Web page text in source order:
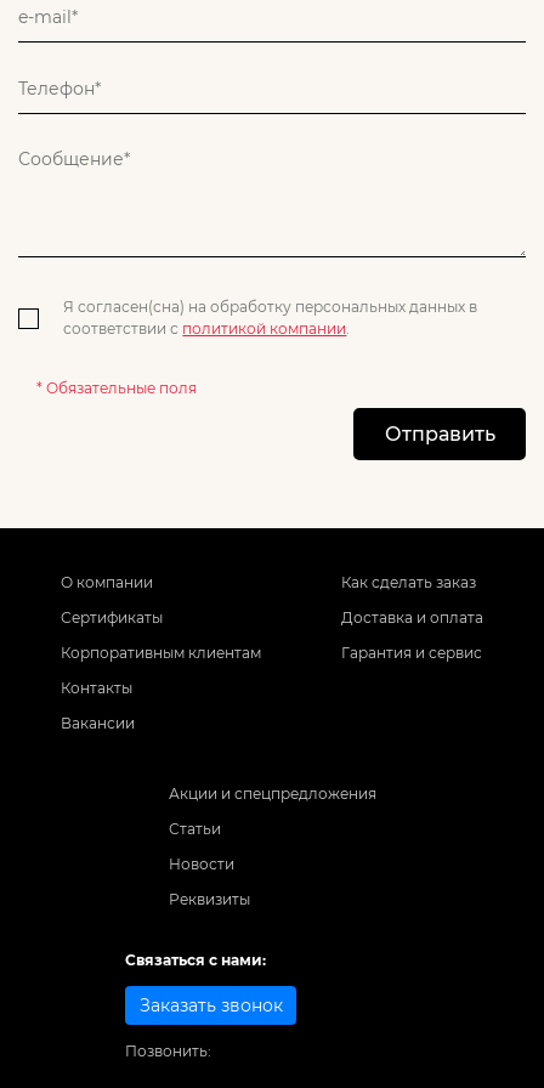
Я согласен(сна) на обработку персональных данных в
соответствии с политикой компании.
* Обязательные поля
Отправить
О компании
Сертификаты
Корпоративным клиентам
Контакты
Вакансии
Как сделать заказ
Доставка и оплата
Гарантия и сервис
Акции и спецпредложения
Статьи
Новости
Реквизиты
Связаться с нами:
Заказать звонок
Позвонить: